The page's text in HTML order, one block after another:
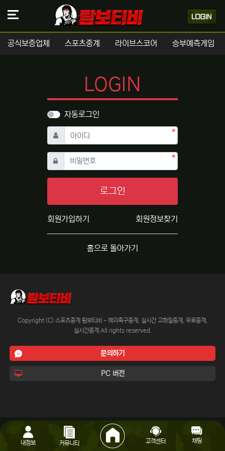
공식보증업체 스포츠중계 라이브스코어 승부예측게임
LOGIN
자동로그인
아이디 필수
비밀번호필수
로그인
회원가입하기 회원정보찾기
홈으로 돌아가기
Copyright (C) 스포츠중계 람보티비 - 해외축구중계, 실시간 고화질중계, 무료중계,
실시간중계 All rights reserved.
문의하기
PC 버전
내정보 커뮤니티 고객센터 채팅